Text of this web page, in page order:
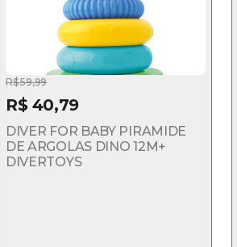
R$ 59,99
R$ 40,79
DIVER FOR BABY PIRAMIDE
DE ARGOLAS DINO 12M+
DIVERTOYS